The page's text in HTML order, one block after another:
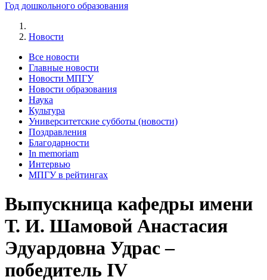
Год дошкольного образования
Новости
Все новости
Главные новости
Новости МПГУ
Новости образования
Наука
Культура
Университетские субботы (новости)
Поздравления
Благодарности
In memoriam
Интервью
МПГУ в рейтингах
Выпускница кафедры имени
Т. И. Шамовой Анастасия
Эдуардовна Удрас –
победитель IV